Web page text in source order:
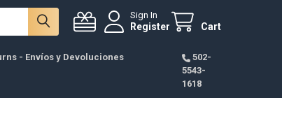
Sign In
Register Cart
- Envíos y Devoluciones
502-
5543-
1618